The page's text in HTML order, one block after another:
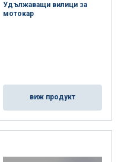
Удължаващи вилици за
мотокар
виж продукт